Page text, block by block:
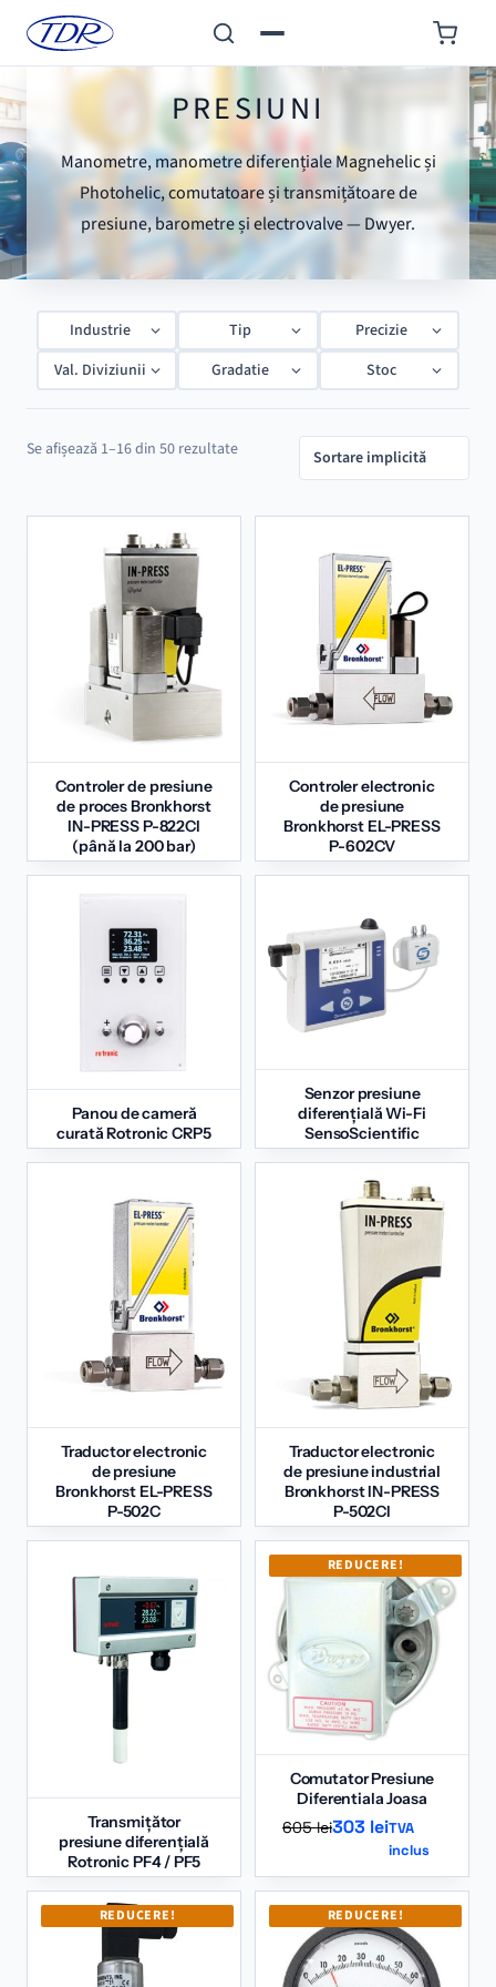
PRESIUNI
Manometre, manometre diferențiale Magnehelic și
Photohelic, comutatoare și transmițătoare de
presiune, barometre și electrovalve — Dwyer.
Industrie Tip
Precizie
Val. Diviziunii
Gradatie Stoc
Se afișează 1–16 din 50 rezultate
Controler de presiune
de proces Bronkhorst
IN-PRESS P-822CI
(până la 200 bar)
Controler electronic
de presiune
Bronkhorst EL-PRESS
P-602CV
Panou de cameră
curată Rotronic CRP5
Senzor presiune
diferențială Wi-Fi
SensoScientific
Traductor electronic
de presiune
Bronkhorst EL-PRESS
P-502C
Traductor electronic
de presiune industrial
Bronkhorst IN-PRESS
P-502CI
Transmițător
presiune diferențială
Rotronic PF4 / PF5
REDUCERE!
Comutator Presiune
Diferentiala Joasa
605lei
Prețul
inițial
a
fost:
605 lei.
303 lei
Prețul
curent
este:
303 lei.
TVA
inclus
REDUCERE! REDUCERE!